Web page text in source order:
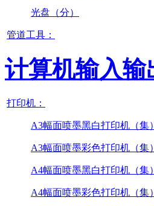
光盘（分）
管道工具：
计算机输入输
打印机：
A3幅面喷墨黑白打印机（集）
A3幅面喷墨彩色打印机（集）
A4幅面喷墨黑白打印机（集）
A4幅面喷墨彩色打印机（集）